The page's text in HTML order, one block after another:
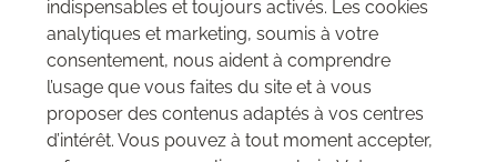
indispensables et toujours activés. Les cookies
analytiques et marketing, soumis à votre
consentement, nous aident à comprendre
l’usage que vous faites du site et à vous
proposer des contenus adaptés à vos centres
d’intérêt. Vous pouvez à tout moment accepter,